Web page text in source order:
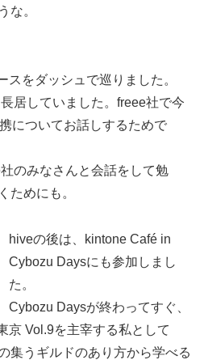
な。
をダッシュで巡りました。
居していました。freee社で今
についてお話しするためで
のみなさんと会話をして勉
ためにも。
hiveの後は、kintone Café in
Cybozu Daysにも参加しまし
た。
Cybozu Daysが終わってすぐ、
京 Vol.9を主宰する私として
集うギルドのあり方から学べる